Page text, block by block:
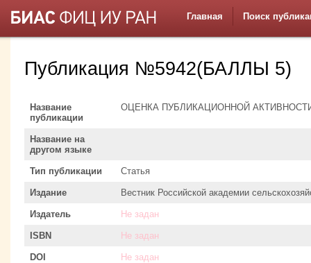
Главная Поиск
Публикация №5942(БАЛЛЫ 5)
Название
публикации
ОЦЕНКА ПУБЛИКАЦИОННОЙ
Название на
другом языке
Тип публикации Статья
Издание Вестник Российской академии
Издатель Не задан
ISBN Не задан
DOI Не задан